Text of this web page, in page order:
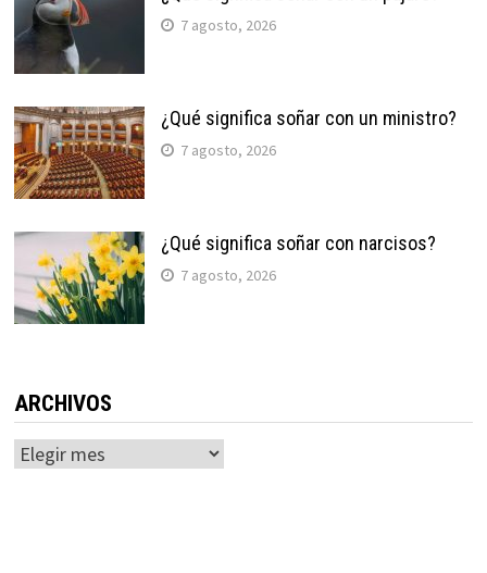
7 agosto, 2026
¿Qué significa soñar con un ministro?
7 agosto, 2026
¿Qué significa soñar con narcisos?
7 agosto, 2026
ARCHIVOS
Archivos